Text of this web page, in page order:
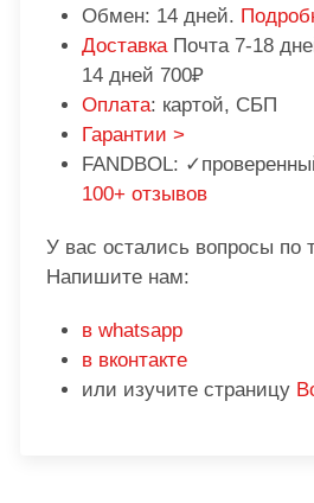
Обмен: 14 дней.
Доставка Почта 7-18
14 дней 700₽
Оплата: картой, СБП
Гарантии >
FANDBOL:
100+ отзывов
У вас остались вопросы по
Напишите нам:
в whatsapp
в вконтакте
или изучите страницу